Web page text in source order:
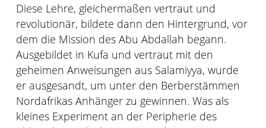
Diese Lehre, gleichermaßen vertraut und
revolutionär, bildete dann den Hintergrund, vor
dem die Mission des Abu Abdallah begann.
Ausgebildet in Kufa und vertraut mit den
geheimen Anweisungen aus Salamiyya, wurde
er ausgesandt, um unter den Berberstämmen
Nordafrikas Anhänger zu gewinnen. Was als
kleines Experiment an der Peripherie des